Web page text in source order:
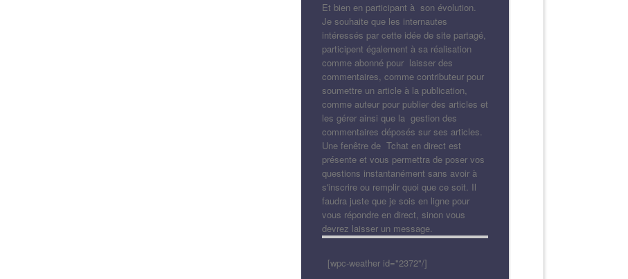
Et bien en participant à son évolution.
Je souhaite que les internautes
intéressés par cette idée de site partagé,
participent également à sa réalisation
comme abonné pour laisser des
commentaires, comme contributeur pour
soumettre un article à la publication,
comme auteur pour publier des articles et
les gérer ainsi que la gestion des
commentaires déposés sur ses articles.
Une fenêtre de Tchat en direct est
présente et vous permettra de poser vos
questions instantanément sans avoir à
s'inscrire ou remplir quoi que ce soit. Il
faudra juste que je sois en ligne pour
vous répondre en direct, sinon vous
devrez laisser un message.
[wpc-weather id="2372"/]